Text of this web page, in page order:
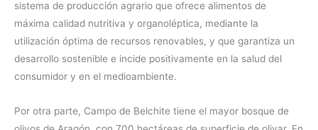
sistema de producción agrario que ofrece alimentos de
máxima calidad nutritiva y organoléptica, mediante la
utilización óptima de recursos renovables, y que garantiza un
desarrollo sostenible e incide positivamente en la salud del
consumidor y en el medioambiente.
Por otra parte, Campo de Belchite tiene el mayor bosque de